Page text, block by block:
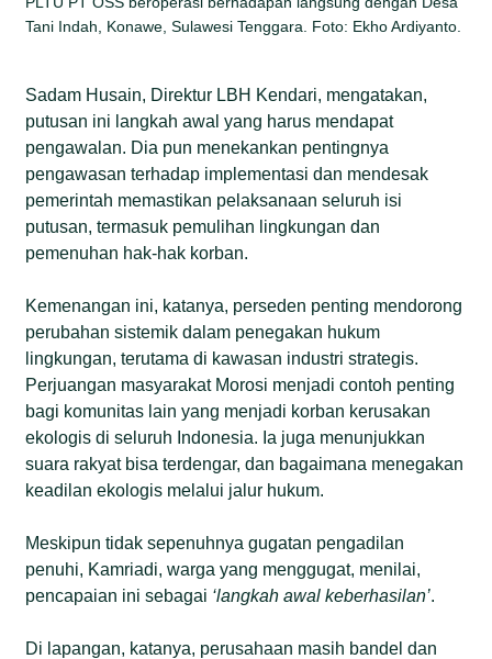
Tani Indah, Konawe, Sulawesi Tenggara. Foto: Ekho Ardiyanto.
Sadam Husain, Direktur LBH Kendari, mengatakan,
putusan ini langkah awal yang harus mendapat
pengawalan. Dia pun menekankan pentingnya
pengawasan terhadap implementasi dan mendesak
pemerintah memastikan pelaksanaan seluruh isi
putusan, termasuk pemulihan lingkungan dan
pemenuhan hak-hak korban.
Kemenangan ini, katanya, perseden penting mendorong
perubahan sistemik dalam penegakan hukum
lingkungan, terutama di kawasan industri strategis.
Perjuangan masyarakat Morosi menjadi contoh penting
bagi komunitas lain yang menjadi korban kerusakan
ekologis di seluruh Indonesia. Ia juga menunjukkan
suara rakyat bisa terdengar, dan bagaimana menegakan
keadilan ekologis melalui jalur hukum.
Meskipun tidak sepenuhnya gugatan pengadilan
penuhi, Kamriadi, warga yang menggugat, menilai,
pencapaian ini sebagai ‘langkah awal keberhasilan’.
Di lapangan, katanya, perusahaan masih bandel dan